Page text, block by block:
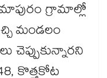
గ్రామాల్లో
మండలం
చెప్పుకున్నారని
కొత్తకోట